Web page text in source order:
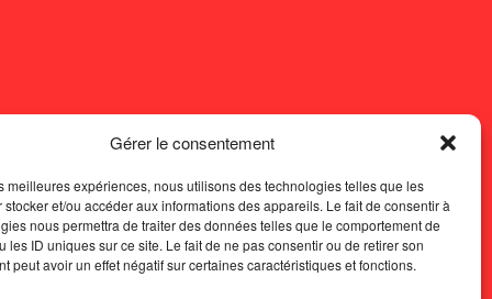
Gérer le consentement
meilleures expériences, nous utilisons des technologies telles que les
stocker et/ou accéder aux informations des appareils. Le fait de consentir à
nous permettra de traiter des données telles que le comportement de
les ID uniques sur ce site. Le fait de ne pas consentir ou de retirer son
peut avoir un effet négatif sur certaines caractéristiques et fonctions.